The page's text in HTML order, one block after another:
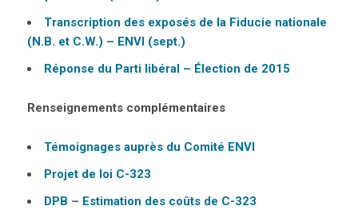
Transcription des exposés de la Fiducie nationale
(N.B. et C.W.) – ENVI (sept.)
Réponse du Parti libéral – Élection de 2015
Renseignements complémentaires
Témoignages auprès du Comité ENVI
Projet de loi C-323
DPB – Estimation des coûts de C-323